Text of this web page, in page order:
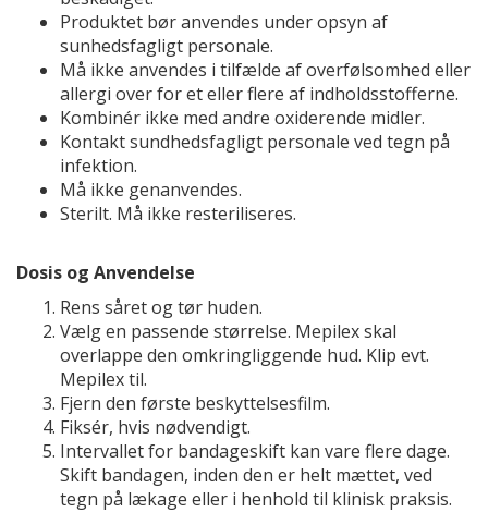
Produktet bør anvendes under opsyn af
sunhedsfagligt personale.
Må ikke anvendes i tilfælde af overfølsomhed eller
allergi over for et eller flere af indholdsstofferne.
Kombinér ikke med andre oxiderende midler.
Kontakt sundhedsfagligt personale ved tegn på
infektion.
Må ikke genanvendes.
Sterilt. Må ikke resteriliseres.
Dosis og Anvendelse
Rens såret og tør huden.
Vælg en passende størrelse. Mepilex skal
overlappe den omkringliggende hud. Klip evt.
Mepilex til.
Fjern den første beskyttelsesfilm.
Fiksér, hvis nødvendigt.
Intervallet for bandageskift kan vare flere dage.
Skift bandagen, inden den er helt mættet, ved
tegn på lækage eller i henhold til klinisk praksis.